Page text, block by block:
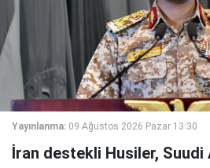
Yayınlanma: 09 Ağustos 2026 Pazar 13:30
İran destekli Husiler, Suudi